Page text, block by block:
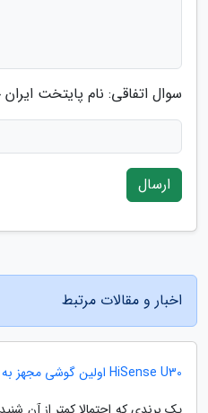
سوال اتفاقی: نام پایتخت
ارسال
اخبار و مقالات مرتبط
HiSense U30 اولین گوشی مجهز به پردازنده اسنپدراگن 675 است